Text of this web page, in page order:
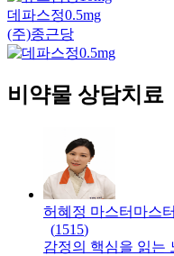
데파스정0.5mg
(주)종근당
비약물 상담치료
허혜정 마스터 마스터
(1515)
감정의 핵심을 읽는